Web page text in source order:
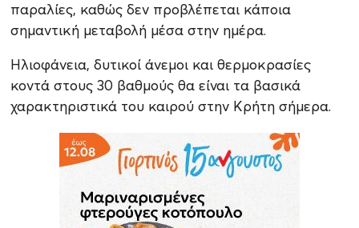
παραλίες, καθώς δεν προβλέπεται κάποια
σημαντική μεταβολή μέσα στην ημέρα.
Ηλιοφάνεια, δυτικοί άνεμοι και θερμοκρασίες
κοντά στους 30 βαθμούς θα είναι τα βασικά
χαρακτηριστικά του καιρού στην Κρήτη σήμερα.